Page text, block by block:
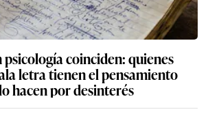
psicología coinciden: quienes
letra tienen el pensamiento
hacen por desinterés